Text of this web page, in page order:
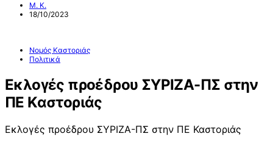
Μ. Κ.
18/10/2023
Νομός Καστοριάς
Πολιτικά
Εκλογές προέδρου ΣΥΡΙΖΑ-ΠΣ στην
ΠΕ Καστοριάς
Εκλογές προέδρου ΣΥΡΙΖΑ-ΠΣ στην ΠΕ Καστοριάς